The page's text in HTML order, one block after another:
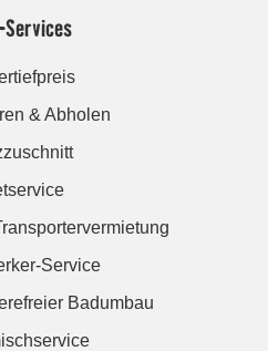
& Abholen
Service
Badumbau